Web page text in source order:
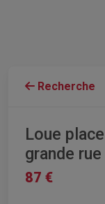
Recherche
Loue
grande
87 €